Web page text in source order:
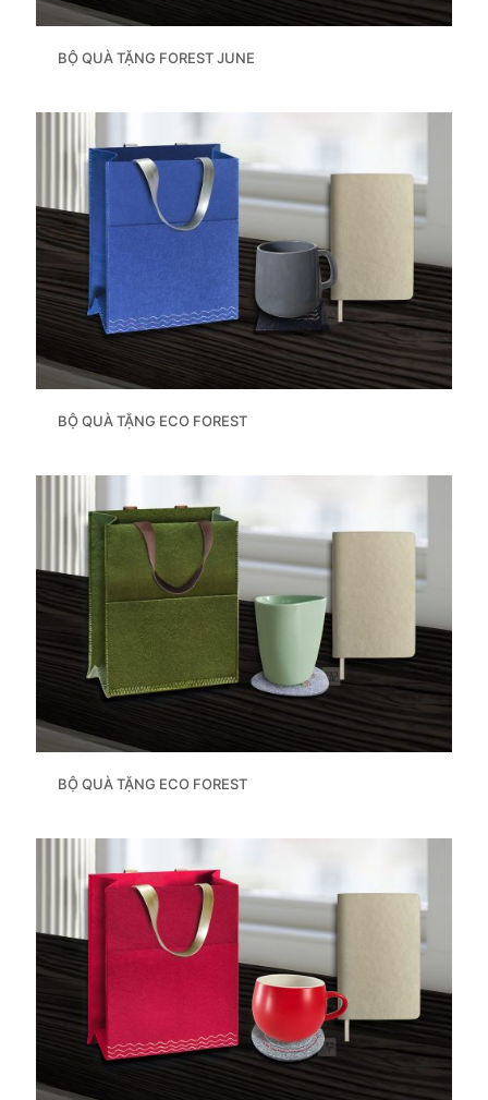
BỘ QUÀ TẶNG FOREST JUNE
BỘ QUÀ TẶNG ECO FOREST
BỘ QUÀ TẶNG ECO FOREST